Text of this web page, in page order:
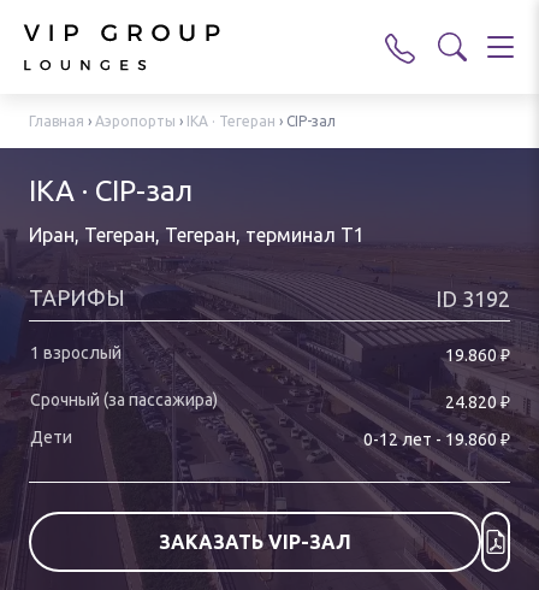
Главная › Аэропорты › IKA · Тегеран › CIP-зал
IKA · CIP-зал
Иран, Тегеран, Тегеран, терминал T1
ТАРИФЫ ID3192
19.860 ₽
24.820₽
0-12лет -19.860 ₽
ЗАКАЗАТЬ VIP-ЗАЛ